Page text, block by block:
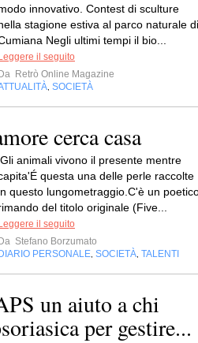
innovativo. Contest di sculture
stagione estiva al parco naturale di
Negli ultimi tempi il bio...
Leggere il seguito
Da Retrò Online Magazine
SOCIETÀ
cerca casa
animali vivono il presente mentre
questa una delle perle raccolte
questo lungometraggio.C'è un
del titolo originale (Five...
Leggere il seguito
Da Stefano Borzumato
DIARIO PERSONALE SOCIETÀ TALENTI
un aiuto a chi
per gestire...